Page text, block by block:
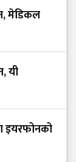
मेडिकल
यी
इयरफोनको